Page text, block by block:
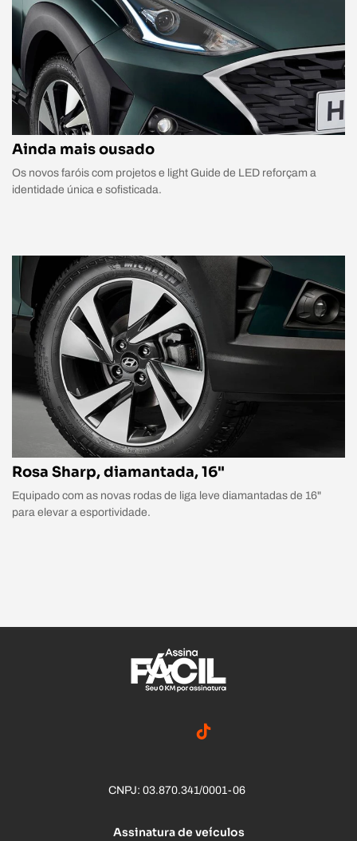
Ainda mais ousado
Os novos faróis com projetos e light Guide de LED reforçam a
identidade única e sofisticada.
Rosa Sharp, diamantada, 16"
Equipado com as novas rodas de liga leve diamantadas de 16"
para elevar a esportividade.
CNPJ: 03.870.341/0001-06
Assinatura de veículos